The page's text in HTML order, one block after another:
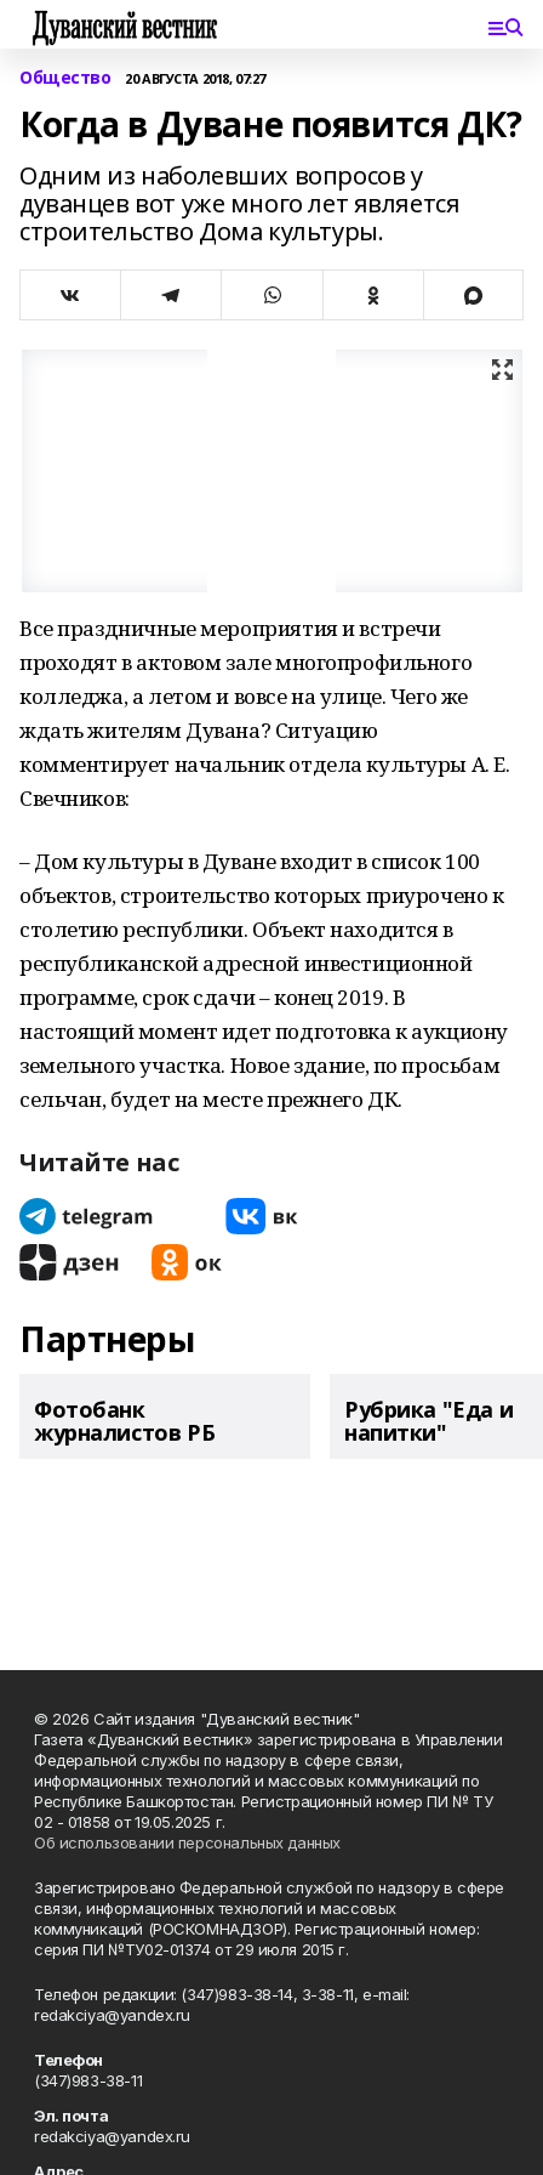
Общество 20 АВГУСТА 2018, 07:27
Когда в Дуване появится ДК?
Одним из наболевших вопросов у
дуванцев вот уже много лет является
строительство Дома культуры.
Все праздничные мероприятия и встречи
проходят в актовом зале многопрофильного
колледжа, а летом и вовсе на улице. Чего же
ждать жителям Дувана? Ситуацию
комментирует начальник отдела культуры А. Е.
Свечников:
– Дом культуры в Дуване входит в список 100
объектов, строительство которых приурочено к
столетию республики. Объект находится в
республиканской адресной инвестиционной
программе, срок сдачи – конец 2019. В
настоящий момент идет подготовка к аукциону
земельного участка. Новое здание, по просьбам
сельчан, будет на месте прежнего ДК.
Читайте нас
Партнеры
Фотобанк
журналистов РБ
Рубрика "Еда и
напитки"
© 2026 Сайт издания "Дуванский вестник"
Газета «Дуванский вестник» зарегистрирована в Управлении
Федеральной службы по надзору в сфере связи,
информационных технологий и массовых коммуникаций по
Республике Башкортостан. Регистрационный номер ПИ № ТУ
02 - 01858 от 19.05.2025 г.
Об использовании персональных данных
Зарегистрировано Федеральной службой по надзору в сфере
связи, информационных технологий и массовых
коммуникаций (РОСКОМНАДЗОР). Регистрационный номер:
серия ПИ №ТУ02-01374 от 29 июля 2015 г.
Телефон редакции: (347)983-38-14, 3-38-11, e-mail:
redakciya@yandex.ru
Телефон
(347)983-38-11
Эл. почта
redakciya@yandex.ru